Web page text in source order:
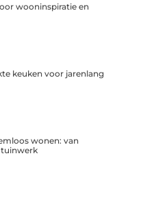
wooninspiratie en
keuken voor jarenlang
wonen: van